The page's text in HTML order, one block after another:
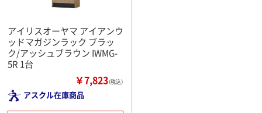
アイリスオーヤマ アイアンウ
ッドマガジンラック ブラッ
ク/アッシュブラウン IWMG-
5R 1台
￥7,823（税込）
アスクル在庫商品